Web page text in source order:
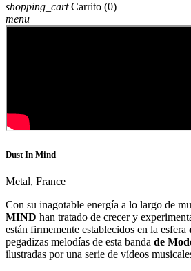
shopping_cart Carrito (0)
menu
Dust In Mind
Metal, France
Con su inagotable energía a lo largo de
MIND han tratado de crecer y
están firmemente establecidos en la esfera
pegadizas melodías de esta banda de
ilustradas por una serie de vídeos